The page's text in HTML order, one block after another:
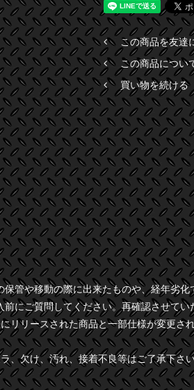
この商品を友達
この商品につい
買い物を続ける
管や移動の際に出来たものや、経年劣
にご質問してください。再確認させてい
リリースされた商品と一部仕様が変更さ
、欠け、汚れ、接着不良等はご了承下さ